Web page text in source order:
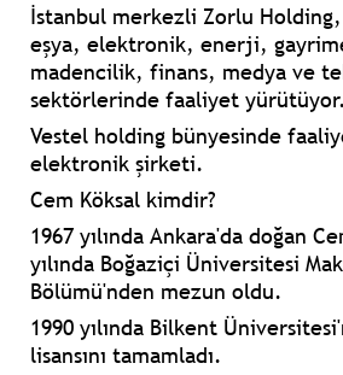
İstanbul merkezli Zorlu
eşya, elektronik, enerji,
madencilik, finans, medya ve
sektörlerinde faaliyet yürütüyor.
Vestel holding bünyesinde
elektronik şirketi.
Cem Köksal kimdir?
1967 yılında Ankara'da doğan
yılında Boğaziçi Üniversitesi
Bölümü'nden mezun oldu.
1990 yılında Bilkent
lisansını tamamladı.